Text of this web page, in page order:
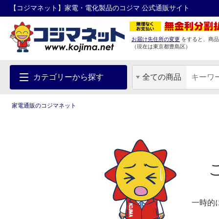
【コジマネット】家電・電化製品のコジマ 公式通販サイト
お届け先住所の変更 をすると、商
（現在は東京都豊島区）
カテゴリーから探す 全ての商品
家電通販のコジマネット
一時的